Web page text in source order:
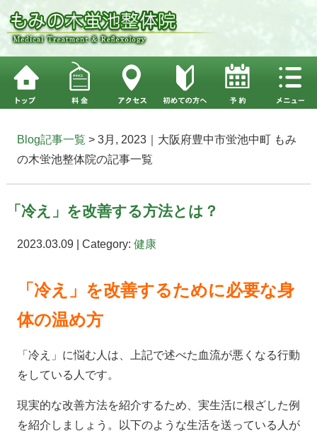
Blog記事一覧 > 3月, 2023｜大阪府豊中市蛍池中町 もみ
の木蛍池整体院の記事一覧
「冷え」を改善する方法とは？
2023.03.09 | Category: 健康
「冷え」を改善するために必要な身
体の温め方
「冷え」に悩む人は、上記で述べた血流が悪くなる行動
をしている人です。
現実的な改善方法を紹介するため、実生活に根ざした例
を紹介しましょう。以下のような生活を送っている人が